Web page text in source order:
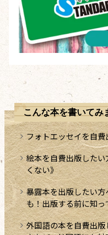
こんな本を書いてみ
フォトエッセイを自
絵本を自費出版した
くない》
暴露本を出版したい
も！出版する前に知
外国語の本を自費出